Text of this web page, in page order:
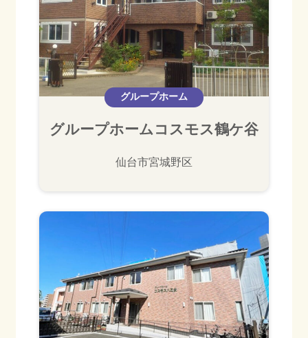
グループホーム
グループホームコスモス鶴ケ谷
仙台市宮城野区